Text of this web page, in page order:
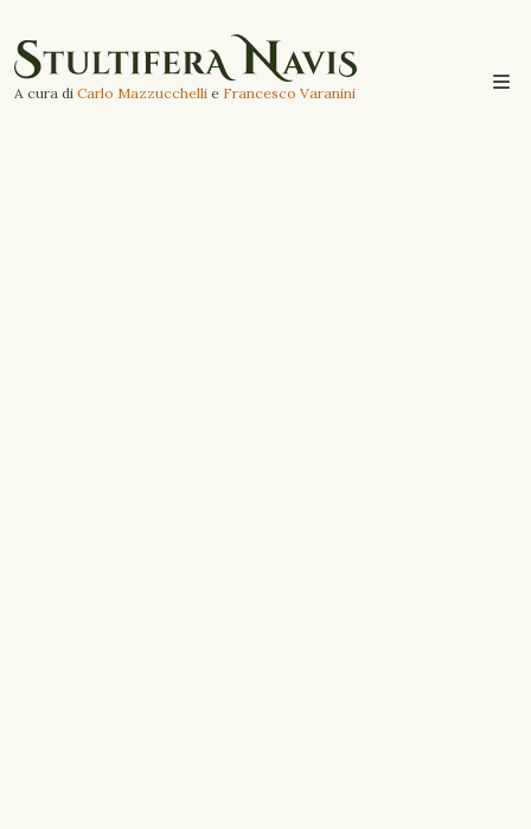
A cura di Carlo Mazzucchelli e Francesco Varanini